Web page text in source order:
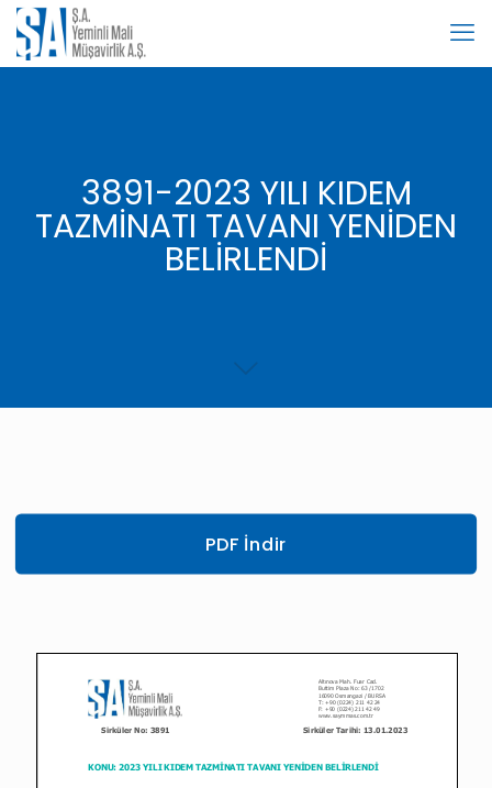
3891-2023 YILI KIDEM
TAZMİNATI TAVANI YENİDEN
BELİRLENDİ
PDF İndir